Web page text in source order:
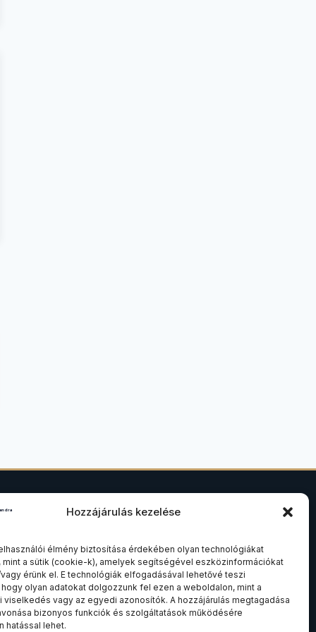
Hozzájárulás kezelése
élmény biztosítása érdekében olyan technológiákat
mint a sütik (cookie-k), amelyek segítségével eszközinformációkat
érünk el. E technológiák elfogadásával lehetővé teszi
hogy olyan adatokat dolgozzunk fel ezen a weboldalon, mint a
viselkedés vagy az egyedi azonosítók. A hozzájárulás megtagadása
bizonyos funkciók és szolgáltatások működésére
hatással lehet.
Ingatlanjog
Társasági és cégjog
Felszámolási és csődeljárás
Összes szakterület